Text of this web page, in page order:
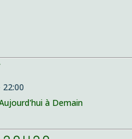
22:00
à Demain